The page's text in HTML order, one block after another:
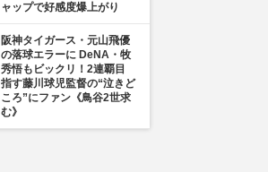
ャップで好感度爆上がり
阪神タイガース・元山飛優
の落球エラーに DeNA・牧
秀悟もビックリ！2連覇目
指す藤川球児監督の“泣きど
ころ”にファン《鳥谷2世求
む》